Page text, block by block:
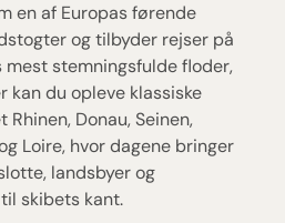
en af Europas førende
og tilbyder rejser på
mest stemningsfulde floder,
kan du opleve klassiske
Donau, Seinen,
Loire, hvor dagene bringer
landsbyer og
skibets kant.